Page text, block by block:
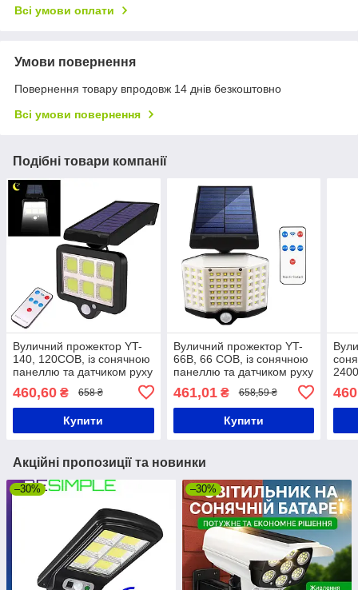
Всі умови оплати
Умови повернення
Повернення товару впродовж 14 днів безкоштовно
Всі умови повернення
Подібні товари компанії
Вуличний прожектор YT-
140, 120COB, із сонячною
панеллю та датчиком руху
ліхтар на стовп
460,60 ₴ 658 ₴
Купити
Вуличний прожектор YT-
66B, 66 COB, із сонячною
панеллю та датчиком руху
ліхтар на стовп
461,01₴ 658,59 ₴
Купити
Акційні пропозиції та новинки
–30% –30%